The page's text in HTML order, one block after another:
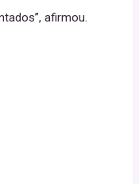
afirmou.